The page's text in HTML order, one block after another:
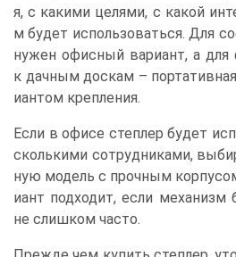
я, с какими целями, с какой
м будет использоваться. Для
нужен офисный вариант, а для
к дачным доскам –
иантом крепления.
Если в офисе степлер будет
сколькими сотрудниками,
ную модель с прочным
иант подходит, если механизм
не слишком часто.